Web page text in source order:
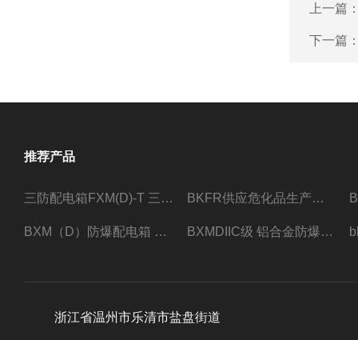
上一篇
下一篇
推荐产品
三防配电箱FXM(D)-T 三防型黑色工程塑料 BKFR供应危化品生产车间1.5匹2匹3匹5匹防爆空调
BXM（D）防爆配电箱 防爆照明动力箱厂家 定做 BXMDIIC级 铝合金防爆照明动力配电箱 加工定做
浙江省温州市乐清市盐盘街道